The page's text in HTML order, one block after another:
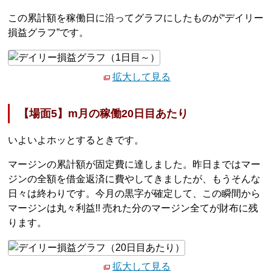
この累計額を稼働日に沿ってグラフにしたものが“デイリー
損益グラフ”です。
拡大して見る
【場面5】m月の稼働20日目あたり
いよいよホッとするときです。
マージンの累計額が固定費に達しました。昨日まではマー
ジンの全額を借金返済に費やしてきましたが、もうそんな
日々は終わりです。今月の黒字が確定して、この瞬間から
マージンは丸々利益!! 売れた分のマージン全てが財布に残
ります。
拡大して見る